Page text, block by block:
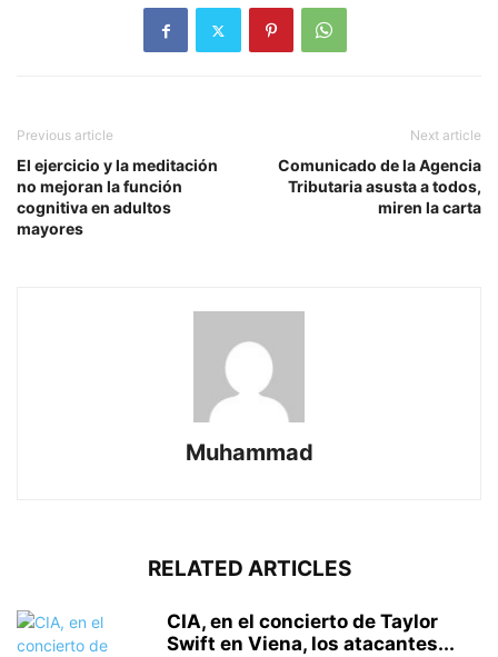
Previous article
El ejercicio y la meditación
no mejoran la función
cognitiva en adultos
mayores
Next article
Comunicado de la Agencia
Tributaria asusta a todos,
miren la carta
Muhammad
RELATED ARTICLES
CIA, en el concierto de Taylor
Swift en Viena, los atacantes...